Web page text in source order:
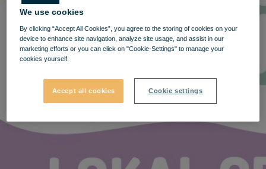
We use cookies
By clicking “Accept All Cookies”, you agree to the storing of cookies on your
device to enhance site navigation, analyze site usage, and assist in our
marketing efforts or you can click on "Cookie-Settings" to manage your
cookies yourself.
Accept all cookies Cookie settings